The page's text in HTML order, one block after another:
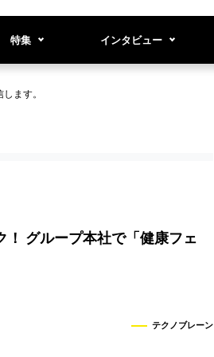
特集 インタビュー
ます。
！ グループ本社で「健康フェ
テクノブレーン